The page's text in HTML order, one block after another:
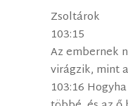
Zsoltárok
103:15
Az embernek
virágzik, mint
103:16